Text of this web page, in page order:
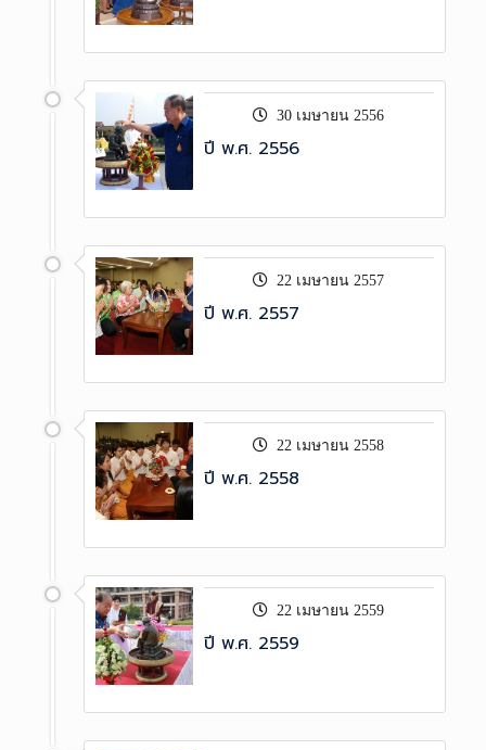
30 เมษายน 2556
ปี พ.ศ. 2556
22 เมษายน 2557
ปี พ.ศ. 2557
22 เมษายน 2558
ปี พ.ศ. 2558
22 เมษายน 2559
ปี พ.ศ. 2559